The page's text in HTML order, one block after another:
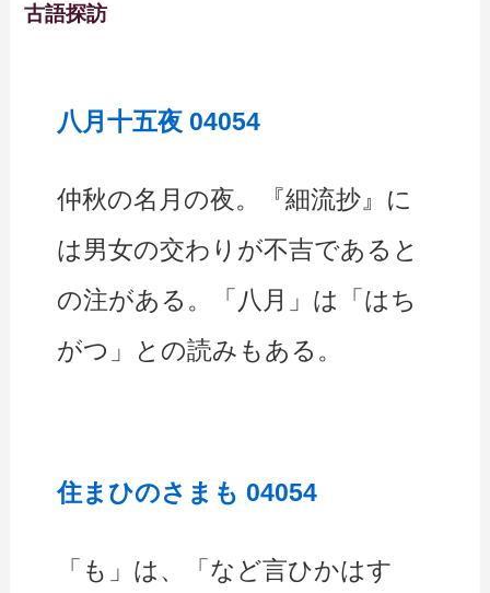
古語探訪
八月十五夜 04054
仲秋の名月の夜。『細流抄』に
は男女の交わりが不吉であると
の注がある。「八月」は「はち
がつ」との読みもある。
住まひのさまも 04054
「も」は、「など言ひかはす